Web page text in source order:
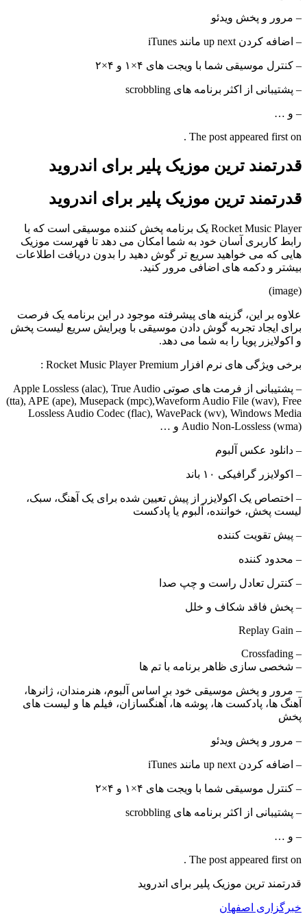
– مرور و پخش ویدئو
– اضافه کردن up next مانند iTunes
– کنترل موسیقی شما با ویجت های ۴×۱ و ۴×۲
– پشتیبانی از اکثر برنامه های scrobbling
– و …
The post appeared first on .
قدرتمند ترین موزیک پلیر برای اندروید
قدرتمند ترین موزیک پلیر برای اندروید
Rocket Music Player یک برنامه پخش کننده موسیقی است که با
رابط کاربری آسان خود به شما امکان می دهد تا فهرست موزیک
هایی که می خواهید سریع تر گوش دهید را بدون دریافت اطلاعات
بیشتر و دکمه های اضافی مرور کنید.
(image)
علاوه بر این، گزینه های پیشرفته موجود در این برنامه یک فرصت
برای ایجاد تجربه گوش دادن موسیقی با ویرایش سریع لیست پخش
و اکولایزر پویا را به شما می دهد.
برخی ویژگی های نرم افزار Rocket Music Player Premium :
– پشتیبانی از فرمت های صوتی Apple Lossless (alac), True Audio
(tta), APE (ape), Musepack (mpc),Waveform Audio File (wav), Free
Lossless Audio Codec (flac), WavePack (wv), Windows Media
Audio Non-Lossless (wma) و …
– دانلود عکس آلبوم
– اکولایزر گرافیکی ۱۰ باند
– اختصاص یک اکولایزر از پیش تعیین شده برای یک آهنگ، سبک،
لیست پخش، خواننده، آلبوم یا پادکست
– پیش تقویت کننده
– محدود کننده
– کنترل تعادل راست و چپ صدا
– پخش فاقد شکاف و خلل
– Replay Gain
– Crossfading
– شخصی سازی ظاهر برنامه با تم ها
– مرور و پخش موسیقی خود بر اساس آلبوم، هنرمندان، ژانرها،
آهنگ ها، پادکست ها، پوشه ها، آهنگسازان، فیلم ها و لیست های
پخش
– مرور و پخش ویدئو
– اضافه کردن up next مانند iTunes
– کنترل موسیقی شما با ویجت های ۴×۱ و ۴×۲
– پشتیبانی از اکثر برنامه های scrobbling
– و …
The post appeared first on .
قدرتمند ترین موزیک پلیر برای اندروید
خبرگزاری اصفهان